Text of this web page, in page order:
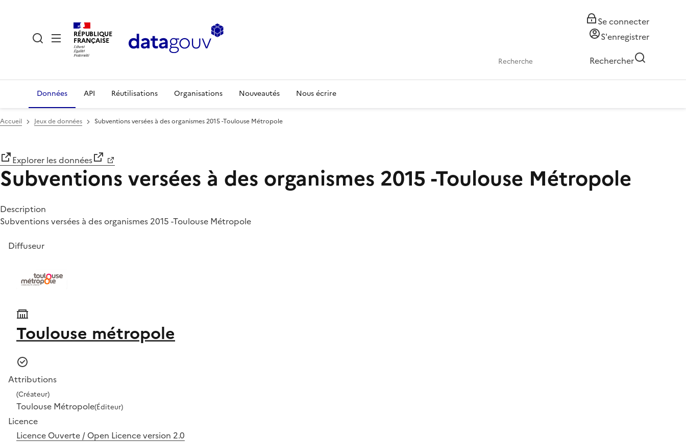
RÉPUBLIQUE
FRANÇAISE
Se connecter
S'enregistrer
Rechercher
Données API Réutilisations Organisations Nouveautés Nous écrire
Accueil Jeux de données Subventions versées à des organismes 2015 -Toulouse Métropole
Explorer les données
Subventions versées à des organismes 2015 -Toulouse Métropole
Description
Subventions versées à des organismes 2015 -Toulouse Métropole
Diffuseur
Toulouse métropole
Attributions
(Créateur)
Toulouse Métropole(Éditeur)
Licence
Licence Ouverte / Open Licence version 2.0